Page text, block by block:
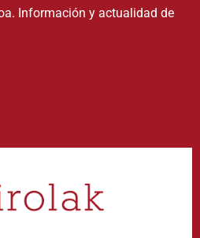
Información y actualidad de